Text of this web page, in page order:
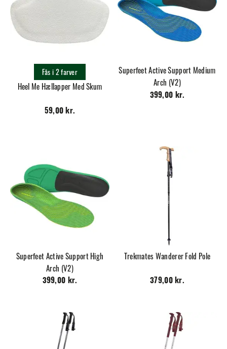
Heel Me Hællapper Med Skum
59,00 kr.
Fås i 2 farver
Superfeet Active Support Medium
Arch (V2)
399,00 kr.
Superfeet Active Support High
Arch (V2)
399,00 kr.
Trekmates Wanderer Fold Pole
379,00 kr.